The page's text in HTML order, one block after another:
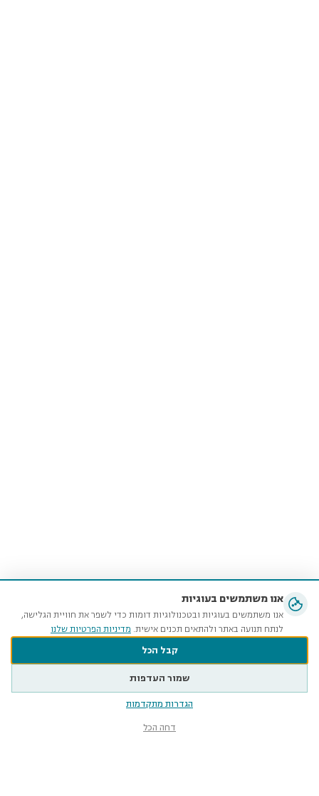
אנו משתמשים בעוגיות
אנו משתמשים בעוגיות ובטכנולוגיות דומות כדי לשפר את חוויית הגלישה,
לנתח תנועה באתר ולהתאים תכנים אישית. מדיניות הפרטיות שלנו
קבל הכל
שמור העדפות
הגדרות מתקדמות
דחה הכל